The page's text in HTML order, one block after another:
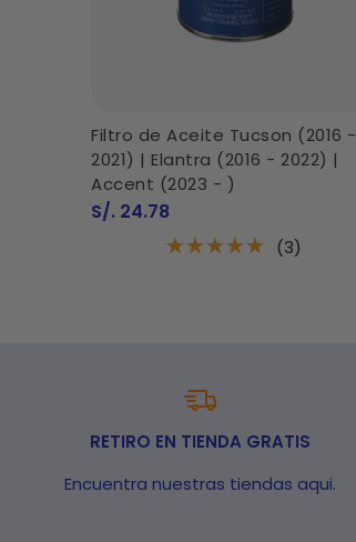
Filtro de Aceite Tucson (2016 -
2021) | Elantra (2016 - 2022) |
Accent (2023 - )
Precio
de
S/. 24.78
(3)
RETIRO EN TIENDA GRATIS
Encuentra nuestras tiendas aqui.